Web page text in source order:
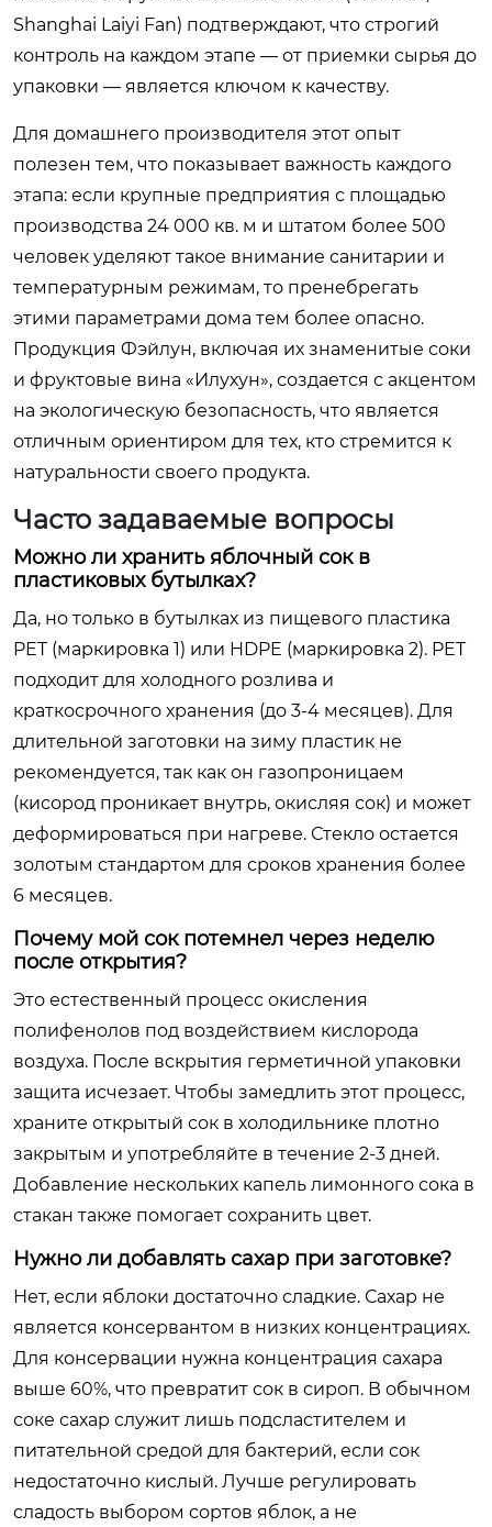
Shanghai Laiyi Fan) подтверждают, что строгий
контроль на каждом этапе — от приемки сырья до
упаковки — является ключом к качеству.
Для домашнего производителя этот опыт
полезен тем, что показывает важность каждого
этапа: если крупные предприятия с площадью
производства 24 000 кв. м и штатом более 500
человек уделяют такое внимание санитарии и
температурным режимам, то пренебрегать
этими параметрами дома тем более опасно.
Продукция Фэйлун, включая их знаменитые соки
и фруктовые вина «Илухун», создается с акцентом
на экологическую безопасность, что является
отличным ориентиром для тех, кто стремится к
натуральности своего продукта.
Часто задаваемые вопросы
Можно ли хранить яблочный сок в
пластиковых бутылках?
Да, но только в бутылках из пищевого пластика
PET (маркировка 1) или HDPE (маркировка 2). PET
подходит для холодного розлива и
краткосрочного хранения (до 3-4 месяцев). Для
длительной заготовки на зиму пластик не
рекомендуется, так как он газопроницаем
(кисород проникает внутрь, окисляя сок) и может
деформироваться при нагреве. Стекло остается
золотым стандартом для сроков хранения более
6 месяцев.
Почему мой сок потемнел через неделю
после открытия?
Это естественный процесс окисления
полифенолов под воздействием кислорода
воздуха. После вскрытия герметичной упаковки
защита исчезает. Чтобы замедлить этот процесс,
храните открытый сок в холодильнике плотно
закрытым и употребляйте в течение 2-3 дней.
Добавление нескольких капель лимонного сока в
стакан также помогает сохранить цвет.
Нужно ли добавлять сахар при заготовке?
Нет, если яблоки достаточно сладкие. Сахар не
является консервантом в низких концентрациях.
Для консервации нужна концентрация сахара
выше 60%, что превратит сок в сироп. В обычном
соке сахар служит лишь подсластителем и
питательной средой для бактерий, если сок
недостаточно кислый. Лучше регулировать
сладость выбором сортов яблок, а не